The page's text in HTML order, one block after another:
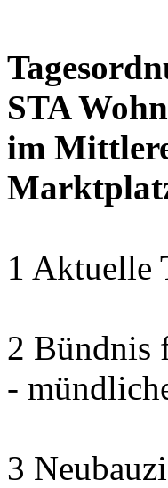
STA
im
1 Aktuelle
2 Bündnis
-
3